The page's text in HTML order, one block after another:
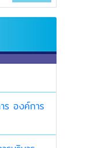
ร องค์การ